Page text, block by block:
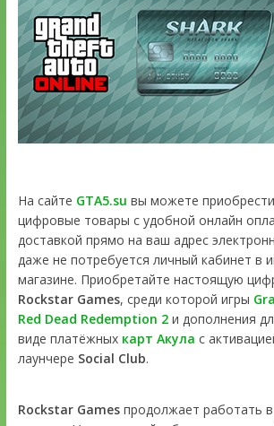
На сайте GTA5.su вы можете
цифровые товары с удобной онлайн
доставкой прямо на ваш адрес
даже не потребуется личный кабинет в
магазине. Приобретайте настоящую
Rockstar Games, среди которой игры
Red Dead Redemption 2и дополнения
виде платёжных карт Акула с
лаунчере Social Club.
Rockstar Gamesпродолжает работать в